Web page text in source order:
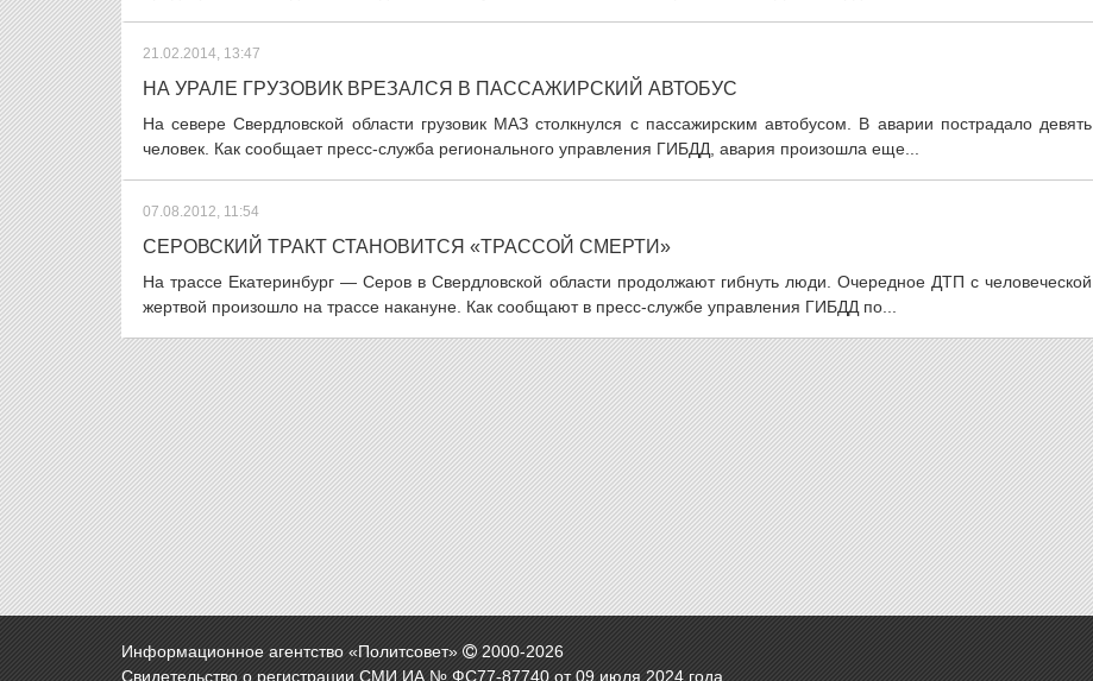
21.02.2014, 13:47
НА УРАЛЕ ГРУЗОВИК ВРЕЗАЛСЯ В ПАССАЖИРСКИЙ АВТОБУС
На севере Свердловской области грузовик МАЗ столкнулся с пассажирским автобусом. В аварии пострадало девять
человек. Как сообщает пресс-служба регионального управления ГИБДД, авария произошла еще...
07.08.2012, 11:54
СЕРОВСКИЙ ТРАКТ СТАНОВИТСЯ «ТРАССОЙ СМЕРТИ»
На трассе Екатеринбург — Серов в Свердловской области продолжают гибнуть люди. Очередное ДТП с человеческой
жертвой произошло на трассе накануне. Как сообщают в пресс-службе управления ГИБДД по...
Информационное агентство «Политсовет» 2000-2026
Свидетельство о регистрации СМИ ИА № ФС77-87740 от 09 июля 2024 года.